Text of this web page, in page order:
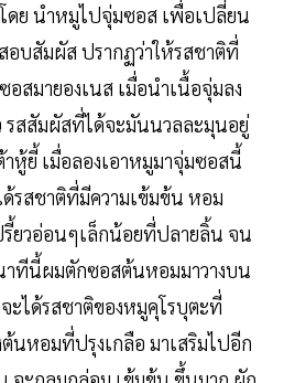
ดย นำหมูไปจุ่มซอส เพื่อเปลี่ยน
อบสัมผัส ปรากฏว่าให้รสชาติที่
อสมายองเนส เมื่อนำเนื้อจุ่มลง
รสสัมผัสที่ได้จะมันนวลละมุนอยู่
หู้ยี้ เมื่อลองเอาหมูมาจุ่มซอสนี้
รสชาติที่มีความเข้มข้น หอม
ยวอ่อนๆเล็กน้อยที่ปลายลิ้น จน
าทีนี้ผมตักซอสต้นหอมมาวางบน
ได้รสชาติของหมูคุโรบุตะที่
นหอมที่ปรุงเกลือ มาเสริมไปอีก